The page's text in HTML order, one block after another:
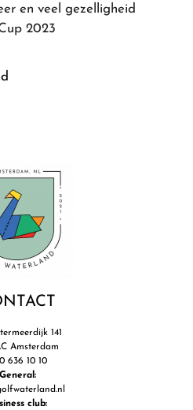
en veel gezelligheid
2023
141
Amsterdam
636 10 10
General:
club: